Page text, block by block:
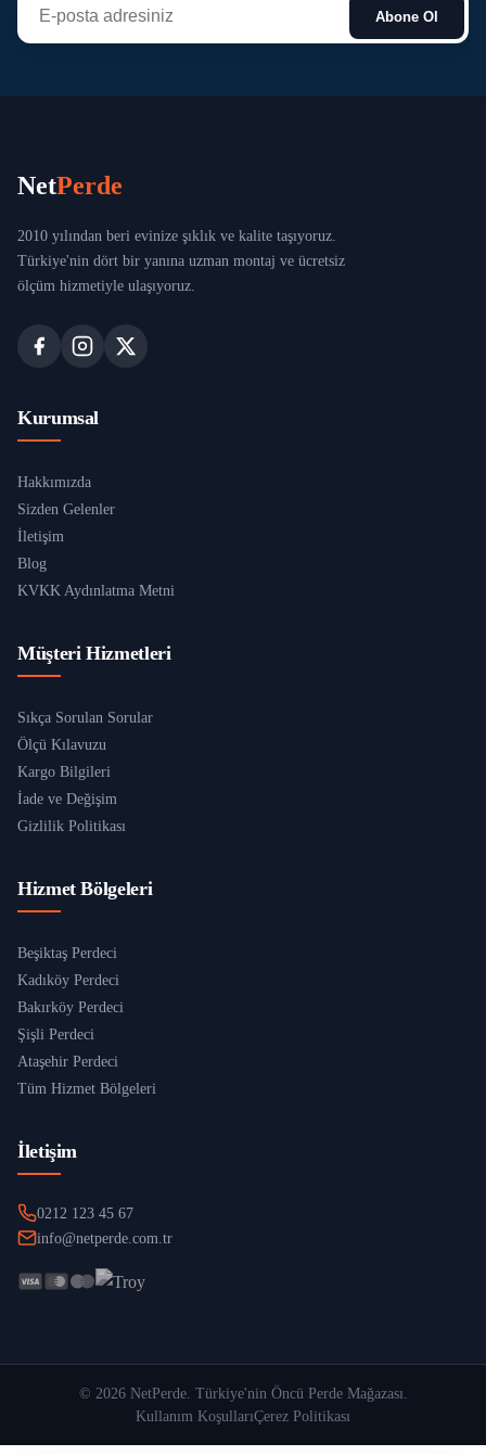
Abone Ol
NetPerde
2010 yılından beri evinize şıklık ve kalite taşıyoruz.
Türkiye'nin dört bir yanına uzman montaj ve ücretsiz
ölçüm hizmetiyle ulaşıyoruz.
Kurumsal
Hakkımızda
Sizden Gelenler
İletişim
Blog
KVKK Aydınlatma Metni
Müşteri Hizmetleri
Sıkça Sorulan Sorular
Ölçü Kılavuzu
Kargo Bilgileri
İade ve Değişim
Gizlilik Politikası
Hizmet Bölgeleri
Beşiktaş Perdeci
Kadıköy Perdeci
Bakırköy Perdeci
Şişli Perdeci
Ataşehir Perdeci
Tüm Hizmet Bölgeleri
İletişim
0212 123 45 67
info@netperde.com.tr
© 2026 NetPerde. Türkiye'nin Öncü Perde Mağazası.
Kullanım KoşullarıÇerez Politikası